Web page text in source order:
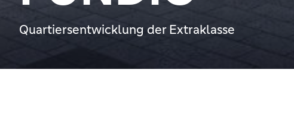
Quartiersentwicklung der Extraklasse